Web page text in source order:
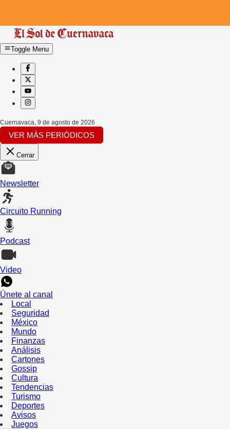
Toggle Menu
Cuernavaca 9 de agosto de 2026
VER MÁS PERIÓDICOS
Cerrar
Newsletter
Circuito Running
Podcast
Video
Únete al canal
Local
Seguridad
México
Mundo
Finanzas
Análisis
Cartones
Gossip
Cultura
Tendencias
Turismo
Deportes
Avisos
Juegos